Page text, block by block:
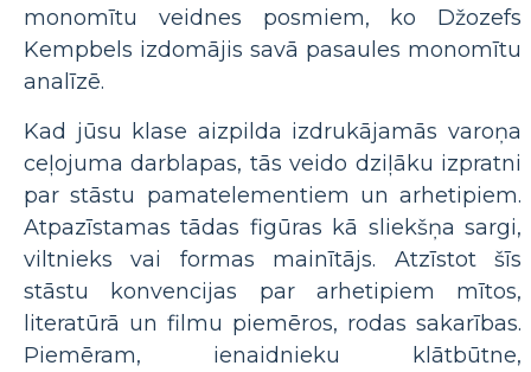
monomītu veidnes posmiem, ko Džozefs
Kempbels izdomājis savā pasaules monomītu
analīzē.
Kad jūsu klase aizpilda izdrukājamās varoņa
ceļojuma darblapas, tās veido dziļāku izpratni
par stāstu pamatelementiem un arhetipiem.
Atpazīstamas tādas figūras kā sliekšņa sargi,
viltnieks vai formas mainītājs. Atzīstot šīs
stāstu konvencijas par arhetipiem mītos,
literatūrā un filmu piemēros, rodas sakarības.
Piemēram, ienaidnieku klātbūtne,